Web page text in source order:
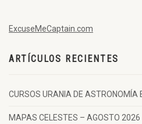
ExcuseMeCaptain.com
ARTÍCULOS RECIENTES
CURSOS URANIA DE
MAPAS CELESTES – AGOSTO 2026